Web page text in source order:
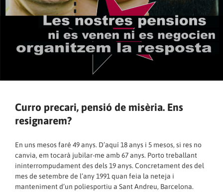
Curro precari, pensió de misèria. Ens
resignarem?
En uns mesos faré 49 anys. D’aquí 18 anys i 5 mesos, si res no
canvia, em tocarà jubilar-me amb 67 anys. Porto treballant
ininterrompudament des dels 19 anys. Concretament des del
mes de setembre de l’any 1991 quan feia la neteja i
manteniment d’un poliesportiu a Sant Andreu, Barcelona.